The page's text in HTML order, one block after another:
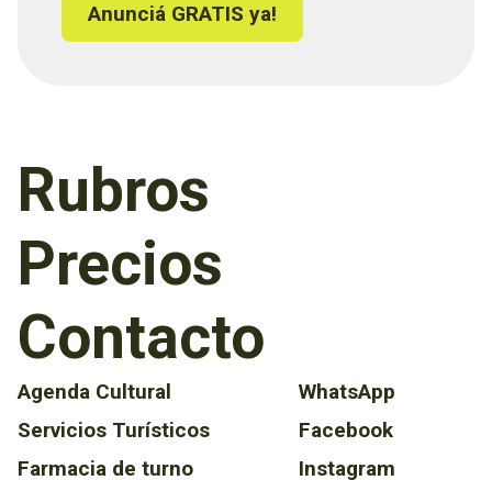
Anunciá GRATIS ya!
Rubros
Precios
Contacto
Agenda Cultural
Servicios Turísticos
Farmacia de turno
WhatsApp
Facebook
Instagram